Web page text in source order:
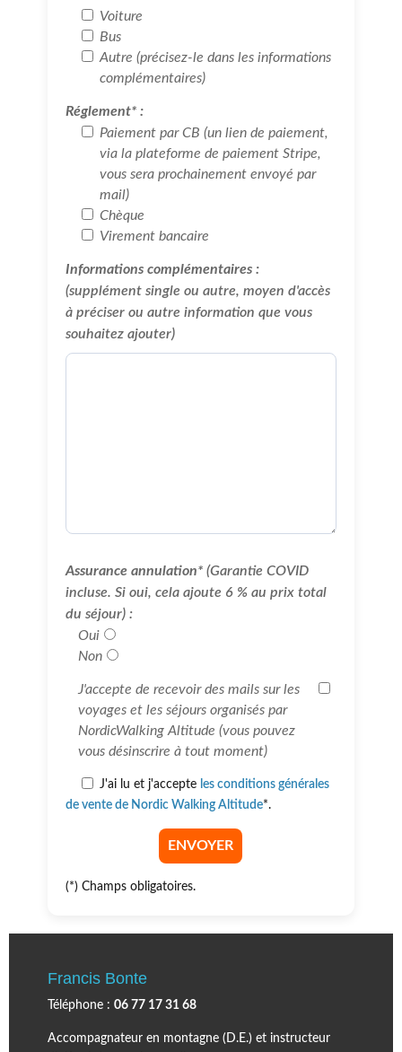
Voiture
Bus
Autre (précisez-le dans les informations
complémentaires)
Réglement* :
Paiement par CB (un lien de paiement,
via la plateforme de paiement Stripe,
vous sera prochainement envoyé par
mail)
Chèque
Virement bancaire
Informations complémentaires :
(supplément single ou autre, moyen d'accès
à préciser ou autre information que vous
souhaitez ajouter)
Assurance annulation*(Garantie COVID
incluse. Si oui, cela ajoute 6 % au prix total
du séjour) :
Oui
Non
J'accepte de recevoir des mails sur les
voyages et les séjours organisés par
NordicWalking Altitude (vous pouvez
vous désinscrire à tout moment)
J'ai lu et j'accepte les conditions générales
de vente de Nordic Walking Altitude*.
(*) Champs obligatoires.
Francis Bonte
Téléphone : 06 77 17 31 68
Accompagnateur en montagne (D.E.) et instructeur